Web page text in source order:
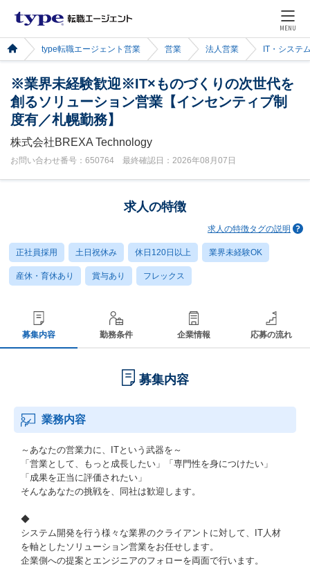
MENU
type転職エージェント営業 営業 法人営業 IT・システ
※業界未経験歓迎※IT×ものづくりの次世代を
創るソリューション営業【インセンティブ制
度有／札幌勤務】
株式会社BREXA Technology
お問い合わせ番号：650764 最終確認日：2026年08月07日
求人の特徴
求人の特徴タグの説明
正社員採用 土日祝休み 休日120日以上 業界未経験OK
産休・育休あり 賞与あり フレックス
募集内容 勤務条件 企業情報 応募の流れ
募集内容
業務内容
～あなたの営業力に、ITという武器を～
「営業として、もっと成長したい」「専門性を身につけたい」
「成果を正当に評価されたい」
そんなあなたの挑戦を、同社は歓迎します。
◆
システム開発を行う様々な業界のクライアントに対して、IT人材
を軸としたソリューション営業をお任せします。
企業側への提案とエンジニアのフォローを両面で行います。